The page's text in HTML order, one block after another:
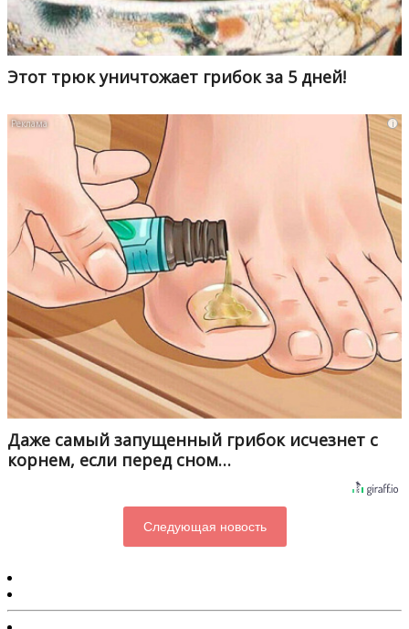
Этот трюк уничтожает грибок за 5 дней!
i
Даже самый запущенный грибок исчезнет с
корнем, если перед сном…
Следующая новость